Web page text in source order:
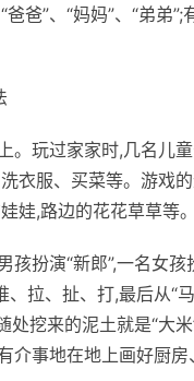
爸”、“妈妈”、“弟弟
。玩过家家时,几名儿
衣服、买菜等。游戏
娃,路边的花花草草等。
孩扮演“新郎”,一名女
、拉、扯、打,最后从“
处挖来的泥土就是“大
介事地在地上画好厨房